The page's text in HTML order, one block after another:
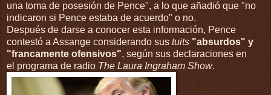
una toma de posesión de Pence", a lo que añadió que "no
indicaron si Pence estaba de acuerdo" o no.
Después de darse a conocer esta información, Pence
contestó a Assange considerando sus tuits "absurdos" y
"francamente ofensivos", según sus declaraciones en
el programa de radio The Laura Ingraham Show.